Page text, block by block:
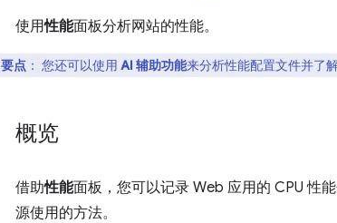
使用性能面板分析网站的性能。
要点 ： 您还可以使用 AI 辅助功能来分析性能配置文件并了
概览
借助性能面板，您可以记录 Web 应用的 CPU 性
源使用的方法。